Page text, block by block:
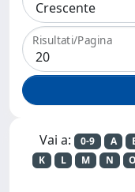
Risultati/Pagina
Vai a: 0-9 A
K
L M N O